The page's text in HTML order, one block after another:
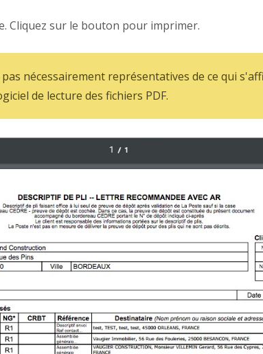
Cliquez sur le bouton pour imprimer.
nécessairement représentatives de ce qui
de lecture des fichiers PDF.